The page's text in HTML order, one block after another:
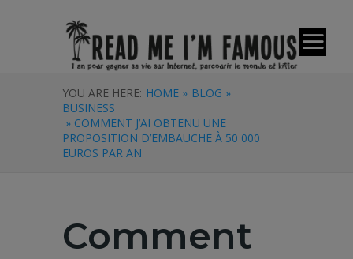
YOU ARE HERE: HOME » BLOG »
BUSINESS
» COMMENT J’AI OBTENU UNE
PROPOSITION D’EMBAUCHE À 50 000
EUROS PAR AN
Comment